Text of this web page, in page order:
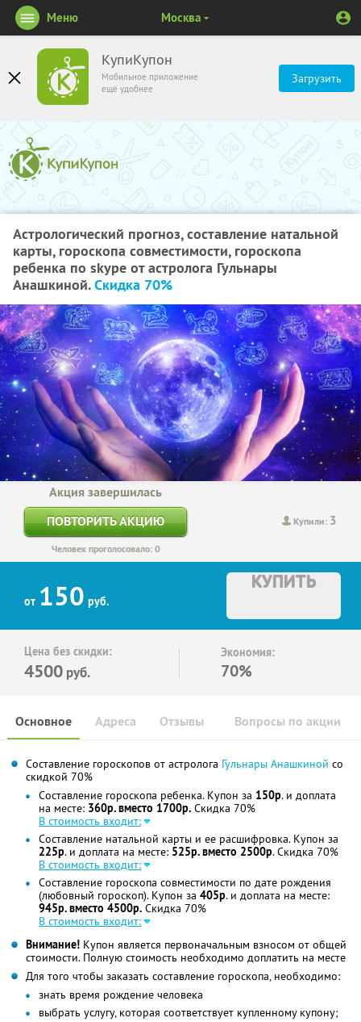
КупиКупон
Мобильное приложение
ещё удобнее
Загрузить
Меню Москва
Астрологический прогноз, составление натальной
карты, гороскопа совместимости, гороскопа
ребенка по skype от астролога Гульнары
Анашкиной.Скидка 70%
Купили: 3
Акция завершилась
ПОВТОРИТЬ АКЦИЮ
Человек проголосовало: 0
от 150 руб.
КУПИТЬ
Цена без скидки:
4500 руб.
Экономия:
70%
Основное Отзывы Вопросы по акции
Адреса
Составление гороскопов от астролога Гульнары Анашкиной со
скидкой 70%
Составление гороскопа ребенка. Купон за 150р. и доплата
на месте: 360р. вместо 1700р. Скидка 70%
В стоимость входит:
Составление натальной карты и ее расшифровка. Купон за
225р. и доплата на месте: 525р. вместо 2500р. Скидка 70%
В стоимость входит:
Составление гороскопа совместимости по дате рождения
(любовный гороскоп). Купон за 405р. и доплата на месте:
945р. вместо 4500р. Скидка 70%
В стоимость входит:
Внимание! Купон является первоначальным взносом от общей
стоимости. Полную стоимость необходимо доплатить на месте
Для того чтобы заказать составление гороскопа, необходимо:
знать время рождение человека
выбрать услугу, которая соответствует купленному купону;